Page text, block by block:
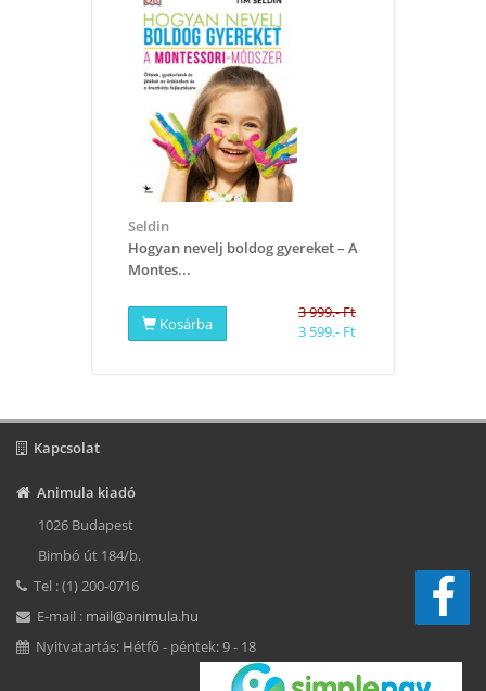
​Seldin
Hogyan nevelj boldog gyereket – A
Montes...
Kosárba
3 999.- Ft
3 599.- Ft
Kapcsolat
Animula kiadó
1026 Budapest
Bimbó út 184/b.
Tel : (1) 200-0716
E-mail : mail@animula.hu
Nyitvatartás: Hétfő - péntek: 9 - 18